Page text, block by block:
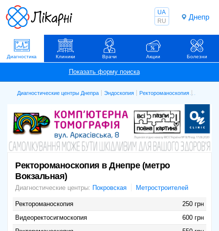
Днепр
UA
RU
Диагностика Клиники Врачи Акции Болезни
Диагностические центры Днепра Эндоскопия Ректороманоскопия
Ректороманоскопия в Днепре (метро
Вокзальная)
Диагностические центры: Покровская Метростроителей
Ректороманоскопия
250 грн
Видеоректосигмоскопия
600 грн